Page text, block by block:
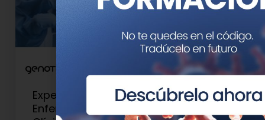
Experto Universitario en
Enfermedades Raras y Genética